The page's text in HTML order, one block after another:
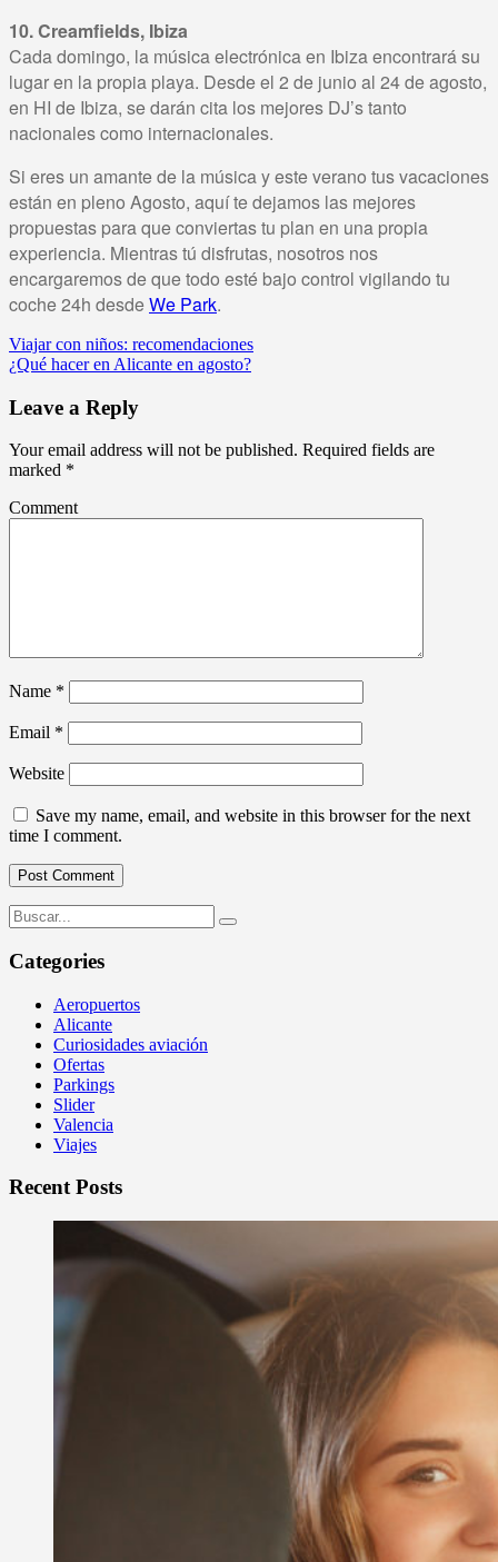
10. Creamfields, Ibiza
Cada domingo, la música electrónica en Ibiza encontrará su
lugar en la propia playa. Desde el 2 de junio al 24 de agosto,
en HI de Ibiza, se darán cita los mejores DJ’s tanto
nacionales como internacionales.
Si eres un amante de la música y este verano tus vacaciones
están en pleno Agosto, aquí te dejamos las mejores
propuestas para que conviertas tu plan en una propia
experiencia. Mientras tú disfrutas, nosotros nos
encargaremos de que todo esté bajo control vigilando tu
coche 24h desdeWe Park.
Viajar con niños: recomendaciones
¿Qué hacer en Alicante en agosto?
Leave a Reply
Your email address will not be published. Required fields are
marked *
Comment
Name *
Email *
Website
Save my name, email, and website in this browser for the next
time I comment.
Categories
Aeropuertos
Alicante
Curiosidades aviación
Ofertas
Parkings
Slider
Valencia
Viajes
Recent Posts